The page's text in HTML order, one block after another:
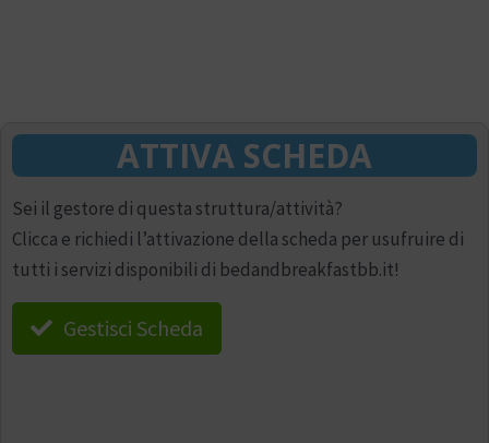
ATTIVA SCHEDA
Sei il gestore di questa struttura/attività?
Clicca e richiedi l’attivazione della scheda per usufruire di
tutti i servizi disponibili di bedandbreakfastbb.it!
Gestisci Scheda